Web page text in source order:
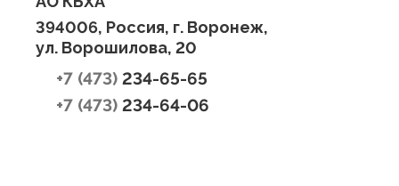
394006, Россия, г. Воронеж,
ул. Ворошилова, 20
+7 (473) 234-65-65
+7 (473) 234-64-06